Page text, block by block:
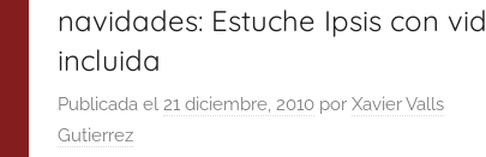
navidades: Estuche Ipsis con vid
incluida
Publicada el 21 diciembre, 2010 por Xavier Valls
Gutierrez